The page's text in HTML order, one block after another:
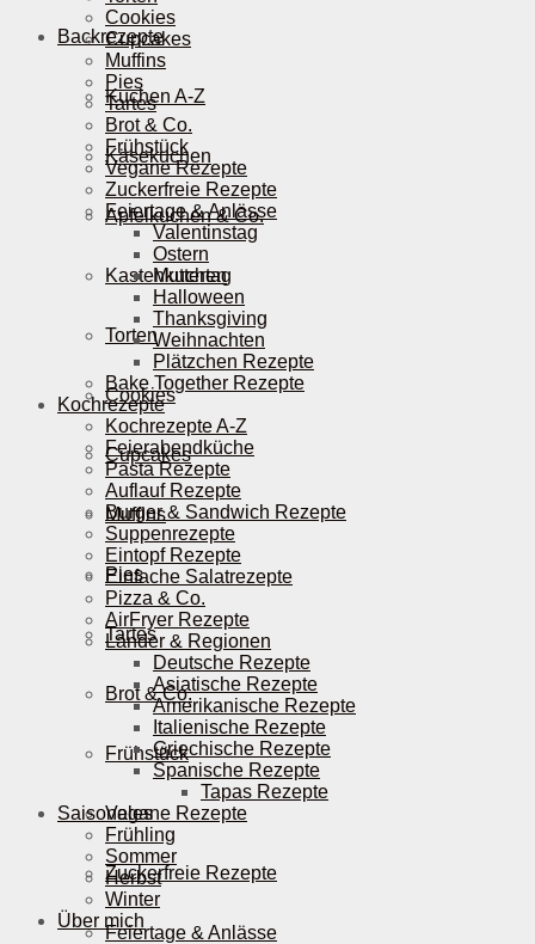
Backrezepte
Kuchen A-Z
Käsekuchen
Apfelkuchen & Co.
Kastenkuchen
Torten
Cookies
Cupcakes
Muffins
Pies
Tartes
Brot & Co.
Frühstück
Vegane Rezepte
Zuckerfreie Rezepte
Feiertage & Anlässe
Cookies
Cupcakes
Muffins
Pies
Tartes
Brot & Co.
Frühstück
Vegane Rezepte
Zuckerfreie Rezepte
Feiertage & Anlässe
Valentinstag
Ostern
Muttertag
Halloween
Thanksgiving
Weihnachten
Plätzchen Rezepte
Bake Together Rezepte
Kochrezepte
Kochrezepte A-Z
Feierabendküche
Pasta Rezepte
Auflauf Rezepte
Burger & Sandwich Rezepte
Suppenrezepte
Eintopf Rezepte
Einfache Salatrezepte
Pizza & Co.
AirFryer Rezepte
Länder & Regionen
Deutsche Rezepte
Asiatische Rezepte
Amerikanische Rezepte
Italienische Rezepte
Griechische Rezepte
Spanische Rezepte
Tapas Rezepte
Saisonales
Frühling
Sommer
Herbst
Winter
Über mich